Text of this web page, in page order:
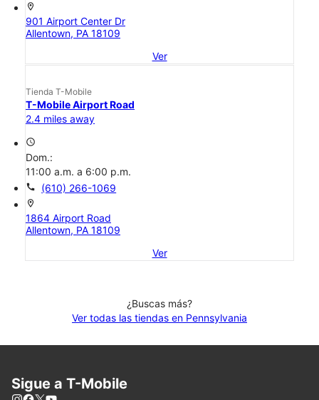
location_on
901 Airport Center Dr
Allentown, PA 18109
Ver
Tienda T-Mobile
T-Mobile Airport Road
2.4 miles away
access_time
Dom.:
11:00 a.m. a 6:00 p.m.
call (610) 266-1069
location_on
1864 Airport Road
Allentown, PA 18109
Ver
¿Buscas más?
Ver todas las tiendas en Pennsylvania